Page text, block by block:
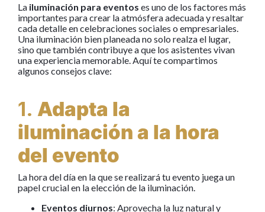
La iluminación para eventos es uno de los factores más
importantes para crear la atmósfera adecuada y resaltar
cada detalle en celebraciones sociales o empresariales.
Una iluminación bien planeada no solo realza el lugar,
sino que también contribuye a que los asistentes vivan
una experiencia memorable. Aquí te compartimos
algunos consejos clave:
1. Adapta la
iluminación a la hora
del evento
La hora del día en la que se realizará tu evento juega un
papel crucial en la elección de la iluminación.
Eventos diurnos: Aprovecha la luz natural y